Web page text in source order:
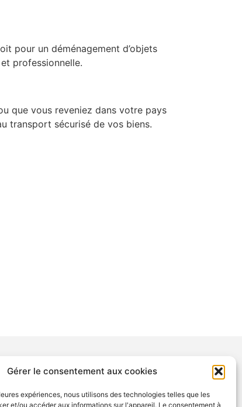
Gérer le consentement aux cookies
expériences, nous utilisons des technologies telles que les
et/ou accéder aux informations sur l'appareil. Le consentement à
pour un déménagement d’objets
professionnelle.
que vous reveniez dans votre pays
transport sécurisé de vos biens.
légales